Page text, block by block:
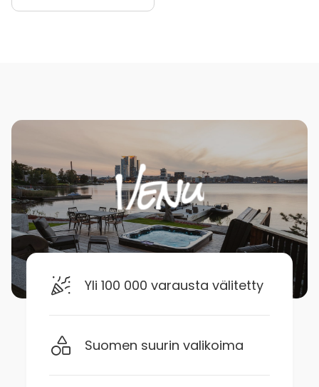
Yli 100 000 varausta välitetty
Suomen suurin valikoima